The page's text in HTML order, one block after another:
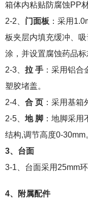
箱体内粘贴防腐蚀PP
2-2、 门面板 ：采用
板夹层内填充缓冲、
涂，并设置腐蚀药品标
2-3、 拉 手：采用铝合
塑胶堵盖。
2-4、 合 页：采用基箱
2-5、 地 脚：地脚采用
结构,调节高度0-30mm
3、台面
3-1、台面采用25mm
4、附属配件